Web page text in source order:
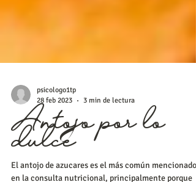
psicologo1tp
28 feb 2023
3 min de lectura
dulce